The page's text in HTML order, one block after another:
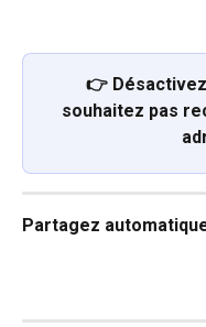
👉
souhaitez pas
Partagez